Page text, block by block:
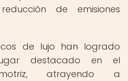
de emisiones
de lujo han logrado
destacado en el
atrayendo a